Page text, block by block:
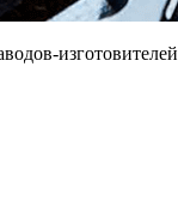
изготовителей